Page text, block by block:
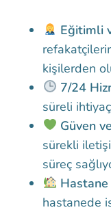
Eğitimli
kişilerden
7/24
süreli
Güven
sürekli
süreç
hastanede